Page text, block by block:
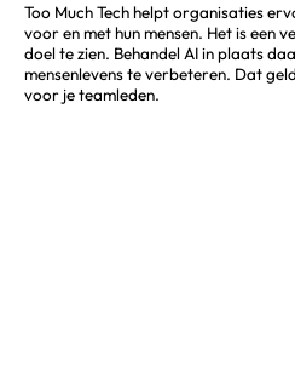
Too Much Tech helpt organisaties
voor en met hun mensen. Het is een
doel te zien. Behandel AI in plaats
mensenlevens te verbeteren. Dat
voor je teamleden.